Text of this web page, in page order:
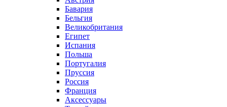
Бавария
Бельгия
Великобритания
Египет
Испания
Польша
Португалия
Пруссия
Россия
Франция
Аксессуары